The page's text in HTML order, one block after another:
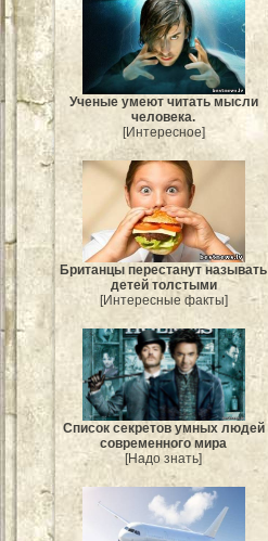
Ученые умеют читать мысли
человека.
[Интересное]
Британцы перестанут называть
детей толстыми
[Интересные факты]
Список секретов умных людей
современного мира
[Надо знать]